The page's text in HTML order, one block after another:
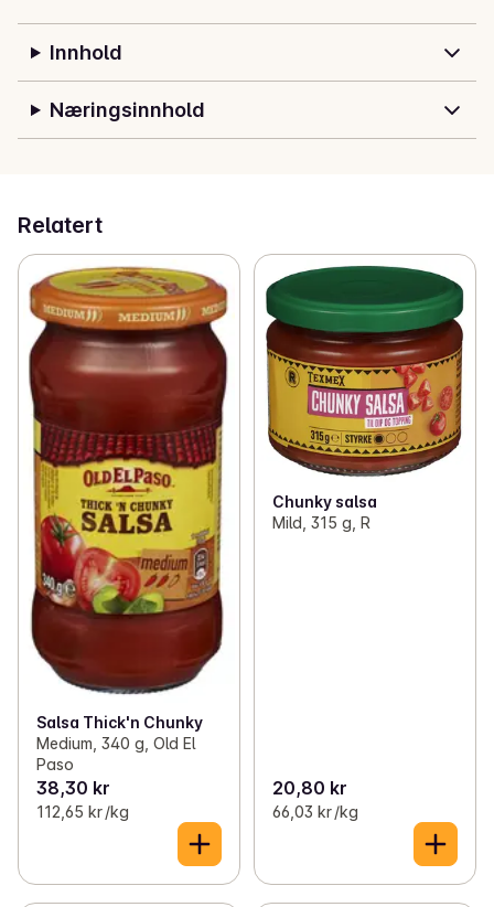
Innhold
Næringsinnhold
Relatert
Salsa Thick'n Chunky
Medium, 340 g, Old El
Paso
38,30 kr
112,65 kr /kg
Chunky salsa
Mild, 315 g, R
20,80 kr
66,03 kr /kg